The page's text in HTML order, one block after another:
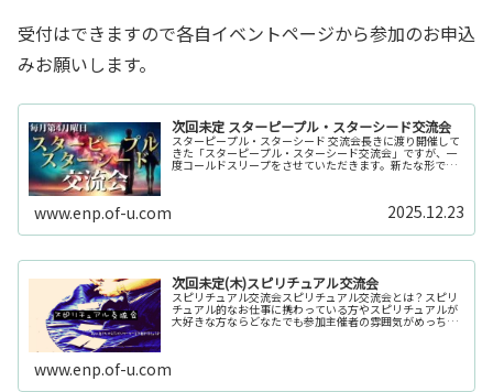
受付はできますので各自イベントページから参加のお申込
みお願いします。
次回未定 スターピープル・スターシード交流会
スターピープル・スターシード 交流会長きに渡り開催して
きた「スターピープル・スターシード交流会」ですが、一
度コールドスリープをさせていただきます。新たな形でリ
www.enp.of-u.com 2025.12.23
次回未定(木)スピリチュアル交流会
スピリチュアル交流会スピリチュアル交流会とは？スピリ
チュアル的なお仕事に携わっている方やスピリチュアルが
大好きな方ならどなたでも参加主催者の雰囲気がめっちゃ
www.enp.of-u.com